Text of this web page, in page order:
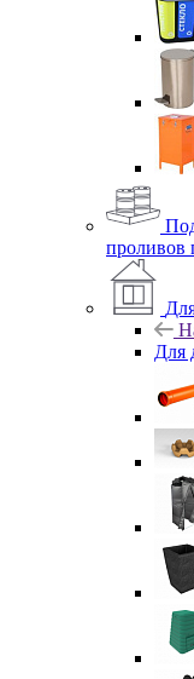
проливов
Для